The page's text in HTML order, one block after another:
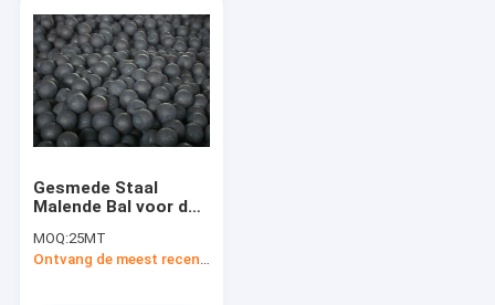
Gesmede Staal
Malende Bal voor de
de Mijnbouwbal
MOQ:25MT
Ontvang de meest recente Prijs